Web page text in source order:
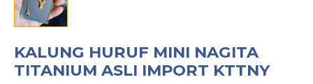
KALUNG HURUF MINI NAGITA
TITANIUM ASLI IMPORT KTTNY